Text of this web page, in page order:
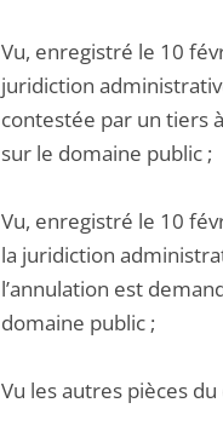
Vu, enregistré le 10
juridiction
contestée par un tiers
sur le domaine public ;
Vu, enregistré le 10
la juridiction
l’annulation est
domaine public ;
Vu les autres pièces du